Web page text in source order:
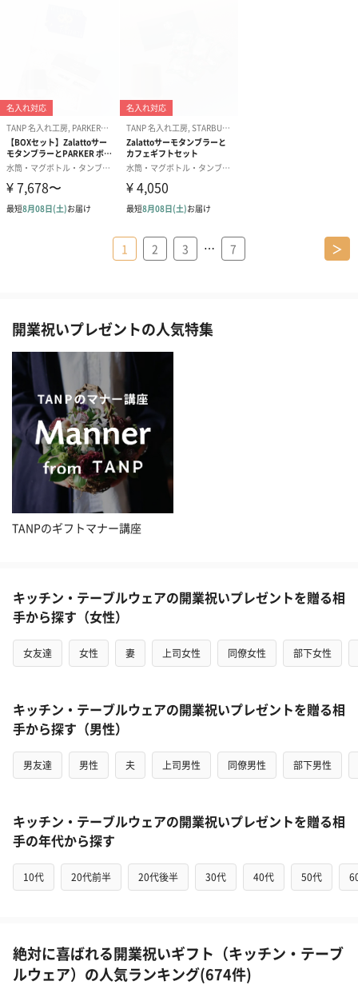
1 2 3 … 7 ＞
開業祝いプレゼントの人気特集
TANPのギフトマナー講座
キッチン・テーブルウェアの開業祝いプレゼントを贈る相
手から探す（女性）
女友達 女性 妻 上司女性 同僚女性 部下女性
キッチン・テーブルウェアの開業祝いプレゼントを贈る相
手から探す（男性）
男友達 男性 夫 上司男性 同僚男性 部下男性
キッチン・テーブルウェアの開業祝いプレゼントを贈る相
手の年代から探す
10代 20代前半 20代後半 30代 40代 50代
絶対に喜ばれる開業祝いギフト（キッチン・テーブ
ルウェア）の人気ランキング(674件)